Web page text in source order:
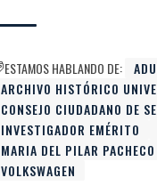
ESTAMOS HABLANDO DE:
ARCHIVO HISTÓRICO
CONSEJO CIUDADANO DE
INVESTIGADOR EMÉRITO
MARIA DEL PILAR PACHECO
VOLKSWAGEN